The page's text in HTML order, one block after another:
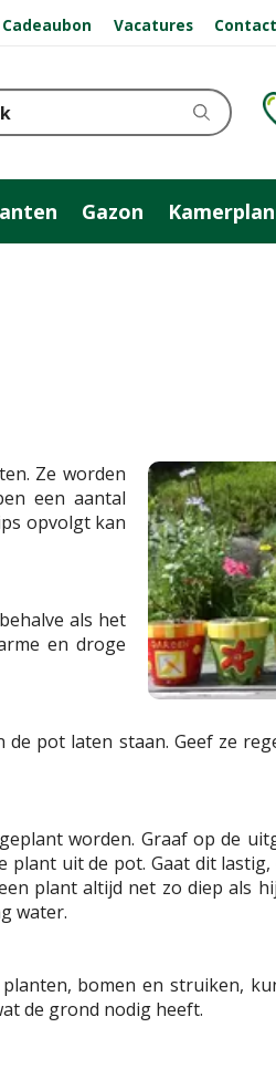
Cadeaubon Vacatures Contact
Gazon
Ze worden
een aantal
opvolgt kan
als het
en droge
pot laten staan. Geef ze
worden. Graaf op de
plant uit de pot. Gaat dit
plant altijd net zo diep als
water.
bomen en struiken,
de grond nodig heeft.